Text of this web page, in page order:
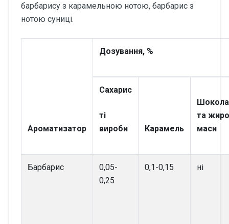
барбарису з карамельною нотою, барбарис з
нотою суниці.
Ароматизатор
Дозування, %
Сахарис
ті
вироби
Карамель
та
маси
Барбарис
0,05-
0,25
0,1-0,15 ні